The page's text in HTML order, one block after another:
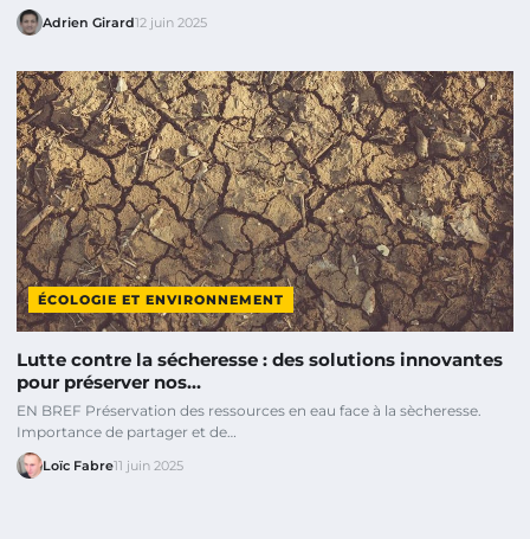
Adrien Girard12 juin 2025
ÉCOLOGIE ET ENVIRONNEMENT
Lutte contre la sécheresse : des solutions innovantes
pour préserver nos…
EN BREF Préservation des ressources en eau face à la sècheresse.
Importance de partager et de…
Loïc Fabre11 juin 2025